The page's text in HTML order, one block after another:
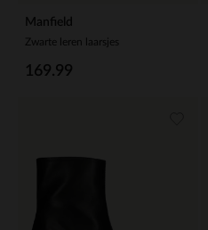
Manfield
Zwarte leren laarsjes
169.99